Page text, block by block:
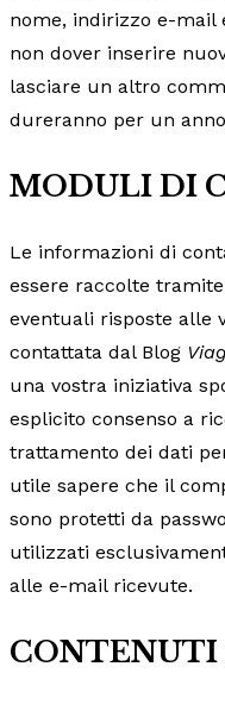
nome, indirizzo e-mail
non dover inserire
lasciare un altro
dureranno per un
MODULI DI
Le informazioni di
essere raccolte
eventuali risposte alle
contattata dal Blog
una vostra iniziativa
esplicito consenso a
trattamento dei dati
utile sapere che il
sono protetti da
utilizzati
alle e-mail ricevute.
CONTENUTI